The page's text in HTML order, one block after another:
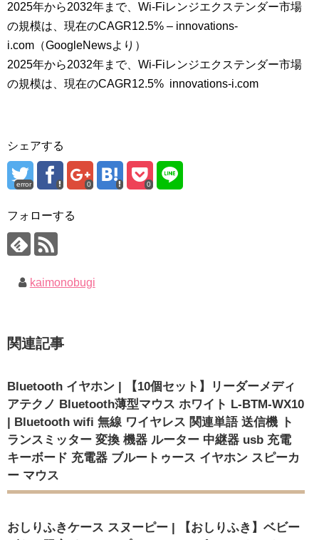
2025年から2032年まで、Wi-Fiレンジエクステンダー市場
の規模は、現在のCAGR12.5% – innovations-
i.com（GoogleNewsより）
2025年から2032年まで、Wi-Fiレンジエクステンダー市場
の規模は、現在のCAGR12.5% innovations-i.com
シェアする
error 0 0
フォローする
kaimonobugi
関連記事
Bluetooth イヤホン | 【10個セット】リーダーメディ
アテクノ Bluetooth薄型マウス ホワイト L-BTM-WX10
| Bluetooth wifi 無線 ワイヤレス 関連単語 送信機 ト
ランスミッター 変換 機器 ルーター 中継器 usb 充電
キーボード 充電器 ブルートゥース イヤホン スピーカ
ー マウス
おしりふきケース スヌーピー | 【おしりふき】ベビー